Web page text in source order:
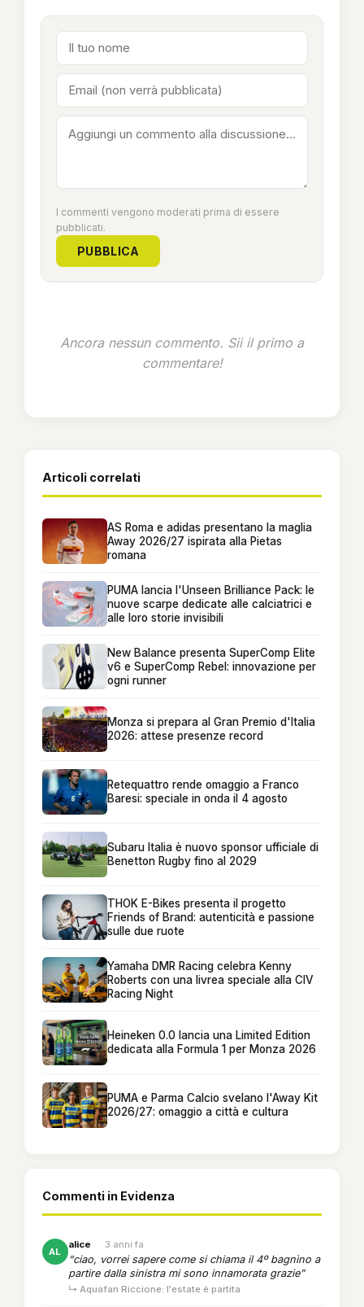
I commenti vengono moderati prima di essere
pubblicati.
PUBBLICA
Ancora nessun commento. Sii il primo a
commentare!
Articoli correlati
AS Roma e adidas presentano la maglia
Away 2026/27 ispirata alla Pietas
romana
PUMA lancia l'Unseen Brilliance Pack: le
nuove scarpe dedicate alle calciatrici e
alle loro storie invisibili
New Balance presenta SuperComp Elite
v6 e SuperComp Rebel: innovazione per
ogni runner
Monza si prepara al Gran Premio d'Italia
2026: attese presenze record
Retequattro rende omaggio a Franco
Baresi: speciale in onda il 4 agosto
Subaru Italia è nuovo sponsor ufficiale di
Benetton Rugby fino al 2029
THOK E-Bikes presenta il progetto
Friends of Brand: autenticità e passione
sulle due ruote
Yamaha DMR Racing celebra Kenny
Roberts con una livrea speciale alla CIV
Racing Night
Heineken 0.0 lancia una Limited Edition
dedicata alla Formula 1 per Monza 2026
PUMA e Parma Calcio svelano l'Away Kit
2026/27: omaggio a città e cultura
Commenti in Evidenza
AL
alice · 3 anni fa
“ciao, vorrei sapere come si chiama il 4º bagnìno a
partire dalla sinistra mi sono innamorata grazie”
↳ Aquafan Riccione: l'estate è partita